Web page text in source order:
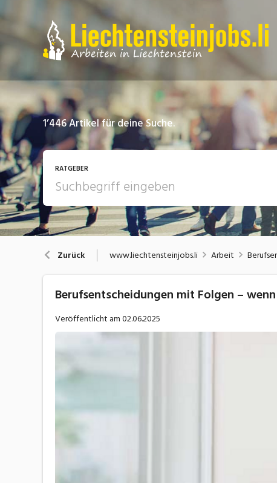
1’446Artikel für deine Suche.
RATGEBER
Arbeit
Zurück www.liechtensteinjobs.li Arbeit
Berufsentscheidungen mit Folgen –
Veröffentlicht am02.06.2025